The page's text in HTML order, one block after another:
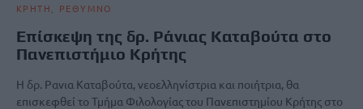
ΚΡΗΤΗ ΡΕΘΥΜΝΟ
Επίσκεψη της δρ. Ράνιας Καταβούτα στο
Πανεπιστήμιο Κρήτης
Η δρ. Ρανια Καταβούτα, νεοελληνίστρια και ποιήτρια, θα
επισκεφθεί το Τμήμα Φιλολογίας του Πανεπιστημίου Κρήτης στο